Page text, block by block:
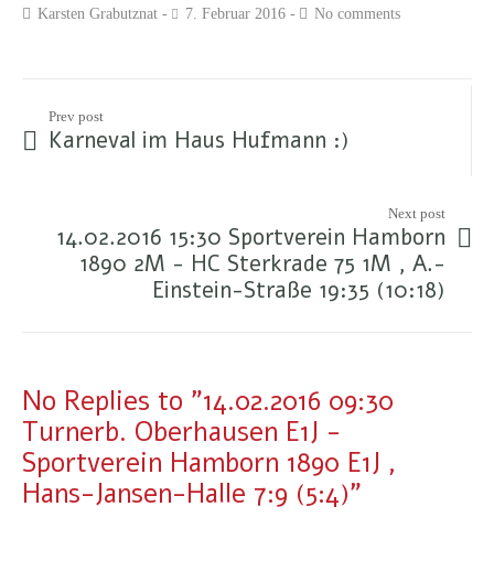
Karsten Grabutznat 7. Februar 2016 No comments
Prev post
Karneval im Haus Hufmann :)
Next post
14.02.2016 15:30 Sportverein Hamborn
1890 2M - HC Sterkrade 75 1M , A.-
Einstein-Straße 19:35 (10:18)
No Replies to "14.02.2016 09:30
Turnerb. Oberhausen E1J -
Sportverein Hamborn 1890 E1J ,
Hans-Jansen-Halle 7:9 (5:4)"